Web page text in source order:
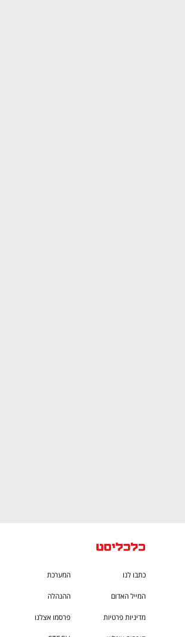
כתבו לנו המערכת
המייל האדום ההנהלה
מדיניות פרטיות פרסמו אצלנו